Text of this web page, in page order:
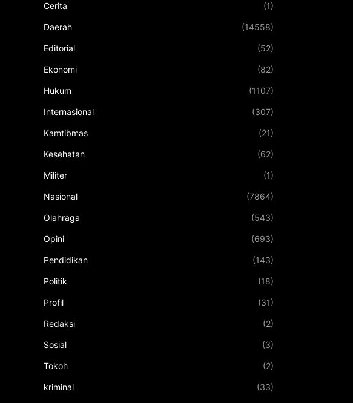
Cerita (1)
Daerah (14558)
Editorial (52)
Ekonomi (82)
Hukum (1107)
Internasional (307)
Kamtibmas (21)
Kesehatan (62)
Militer (1)
Nasional (7864)
Olahraga (543)
Opini (693)
Pendidikan (143)
Politik (18)
Profil (31)
Redaksi (2)
Sosial (3)
Tokoh (2)
kriminal (33)